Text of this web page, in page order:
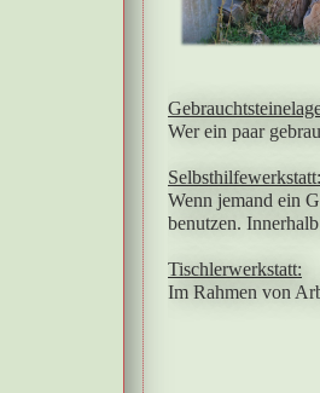
Wer ein paar
Selbsthilfewerkstatt:
Wenn jemand ein
benutzen.
Tischlerwerkstatt:
Im Rahmen von